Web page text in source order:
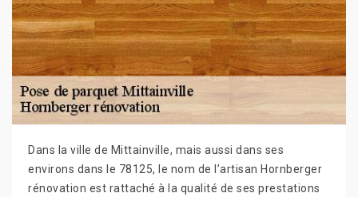
Dans la ville de Mittainville, mais aussi dans ses
environs dans le 78125, le nom de l’artisan Hornberger
rénovation est rattaché à la qualité de ses prestations